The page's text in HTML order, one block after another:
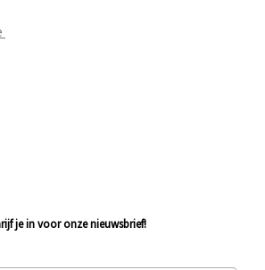
je in voor onze nieuwsbrief!